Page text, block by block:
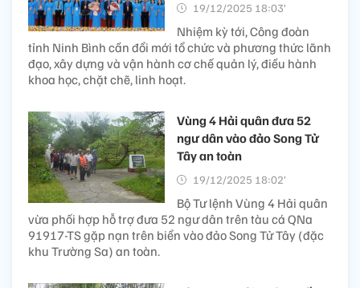
19/12/2025 18:03’
Nhiệm kỳ tới, Công đoàn
tỉnh Ninh Bình cần đổi mới tổ chức và phương thức lãnh
đạo, xây dựng và vận hành cơ chế quản lý, điều hành
khoa học, chặt chẽ, linh hoạt.
Vùng 4 Hải quân đưa 52
ngư dân vào đảo Song Tử
Tây an toàn
19/12/2025 18:02’
Bộ Tư lệnh Vùng 4 Hải quân
vừa phối hợp hỗ trợ đưa 52 ngư dân trên tàu cá QNa
91917-TS gặp nạn trên biển vào đảo Song Tử Tây (đặc
khu Trường Sa) an toàn.